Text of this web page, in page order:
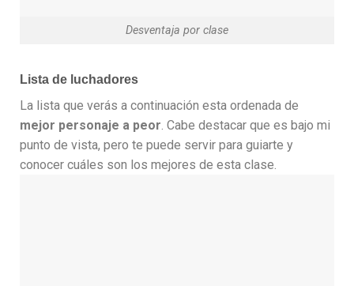
Desventaja por clase
Lista de luchadores
La lista que verás a continuación esta ordenada de
mejor personaje a peor . Cabe destacar que es bajo mi
punto de vista, pero te puede servir para guiarte y
conocer cuáles son los mejores de esta clase.